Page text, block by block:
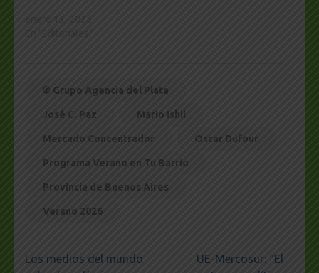
© Grupo Agencia del Plata
José C. Paz Mario Ishii
Mercado Concentrador Oscar Dufour
Programa Verano en Tu Barrio
Provincia de Buenos Aires
Verano 2026
Navegación
Los medios del mundo
UE-Mercosur: “El